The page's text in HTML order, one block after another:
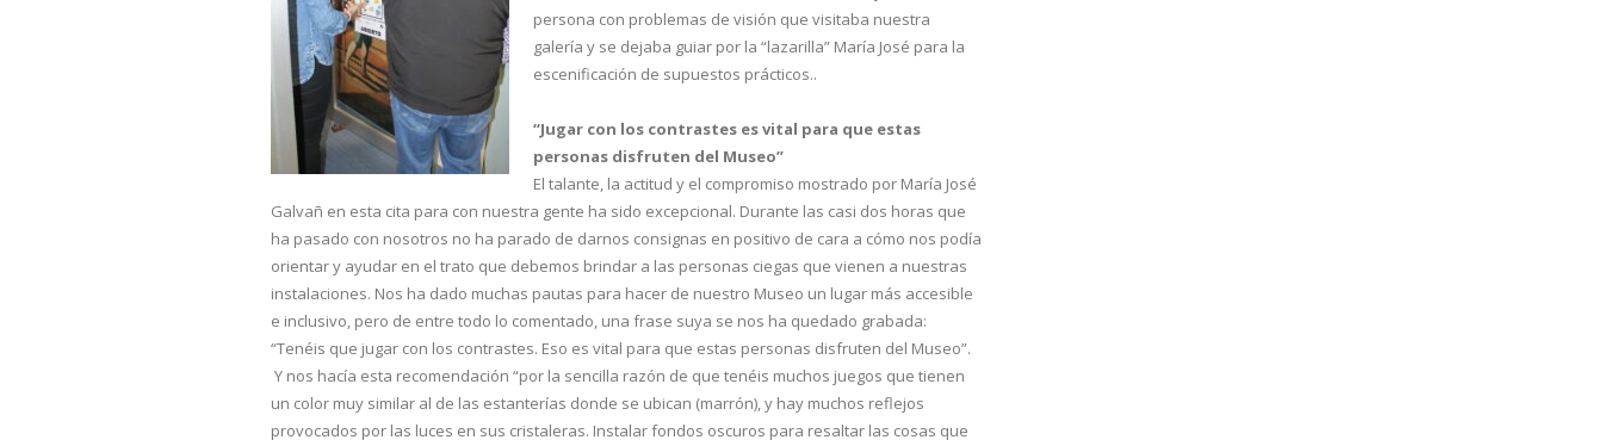
persona con problemas de visión que visitaba nuestra
galería y se dejaba guiar por la “lazarilla” María José para la
escenificación de supuestos prácticos..
“Jugar con los contrastes es vital para que estas
personas disfruten del Museo”
El talante, la actitud y el compromiso mostrado por María José
Galvañ en esta cita para con nuestra gente ha sido excepcional. Durante las casi dos horas que
ha pasado con nosotros no ha parado de darnos consignas en positivo de cara a cómo nos podía
orientar y ayudar en el trato que debemos brindar a las personas ciegas que vienen a nuestras
instalaciones. Nos ha dado muchas pautas para hacer de nuestro Museo un lugar más accesible
e inclusivo, pero de entre todo lo comentado, una frase suya se nos ha quedado grabada:
“Tenéis que jugar con los contrastes. Eso es vital para que estas personas disfruten del Museo”.
Y nos hacía esta recomendación “por la sencilla razón de que tenéis muchos juegos que tienen
un color muy similar al de las estanterías donde se ubican (marrón), y hay muchos reflejos
provocados por las luces en sus cristaleras. Instalar fondos oscuros para resaltar las cosas que